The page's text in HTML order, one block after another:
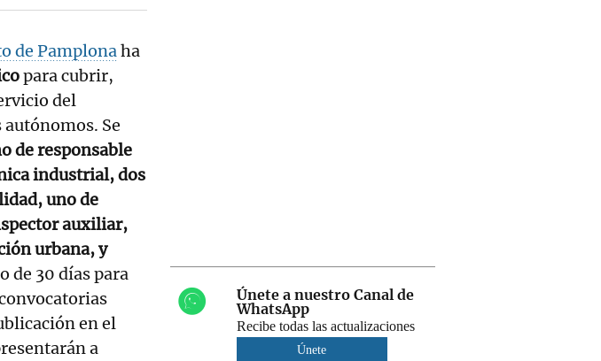
de Pamplonaha
para cubrir,
del
Se
de responsable
industrial, dos
uno de
auxiliar,
urbana, y
de 30 días para
en el
a
Únete a nuestro Canal de
WhatsApp
Recibe todas las actualizaciones
Únete